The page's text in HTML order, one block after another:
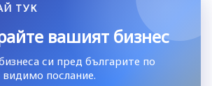
ТУК
вашият бизнес
си пред българите по
видимо послание.